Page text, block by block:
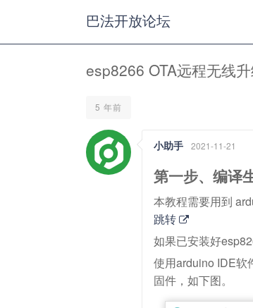
巴法开放论坛
esp8266 OTA远程无线
5 年前
小助手 2021-11-21
第一步、编译
本教程需要用到
跳转
如果已安装好
使用arduino IDE软
固件，如下图。